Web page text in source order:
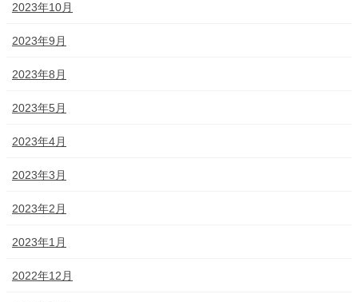
2023年10月
2023年9月
2023年8月
2023年5月
2023年4月
2023年3月
2023年2月
2023年1月
2022年12月